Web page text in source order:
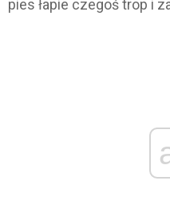
pies łapie czegoś trop i